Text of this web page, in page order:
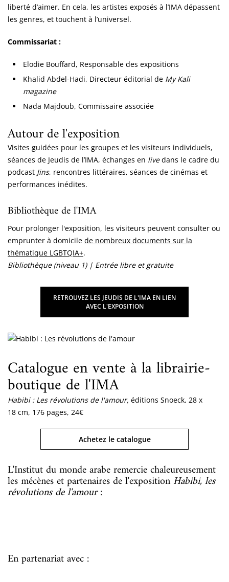
liberté d’aimer. En cela, les artistes exposés à l’IMA dépassent
les genres, et touchent à l’universel.
Commissariat :
Elodie Bouffard, Responsable des expositions
Khalid Abdel-Hadi, Directeur éditorial de My Kali
magazine
Nada Majdoub, Commissaire associée
Autour de l'exposition
Visites guidées pour les groupes et les visiteurs individuels,
séances de Jeudis de l’IMA, échanges en livedans le cadre du
podcast Jins, rencontres littéraires, séances de cinémas et
performances inédites.
Bibliothèque de l'IMA
Pour prolonger l'exposition, les visiteurs peuvent consulter ou
emprunter à domicile de nombreux documents sur la
thématique LGBTQIA+.
Bibliothèque (niveau 1) | Entrée libre et gratuite
RETROUVEZ LES JEUDIS DE L'IMA EN LIEN
AVEC L'EXPOSITION
Catalogue en vente à la librairie-
boutique de l'IMA
Habibi : Les révolutions de l'amour, éditions Snoeck, 28 x
18 cm, 176 pages, 24€
Achetez le catalogue
L'Institut du monde arabe remercie chaleureusement
les mécènes et partenaires de l'exposition Habibi, les
révolutions de l'amour:
En partenariat avec :